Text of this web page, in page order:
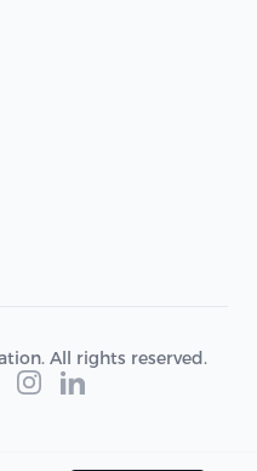
All rights reserved.